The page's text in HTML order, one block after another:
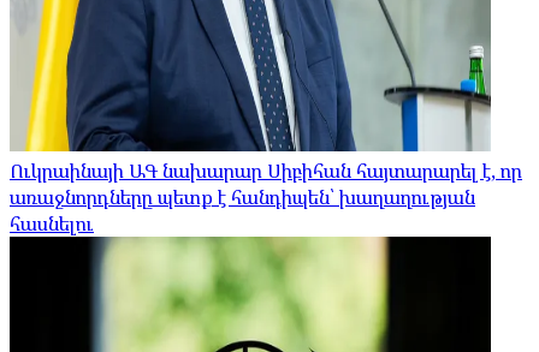
Ուկրաինայի ԱԳ նախարար Սիբիհան հայտարարել է, որ
առաջնորդները պետք է հանդիպեն՝ խաղաղության
հասնելու